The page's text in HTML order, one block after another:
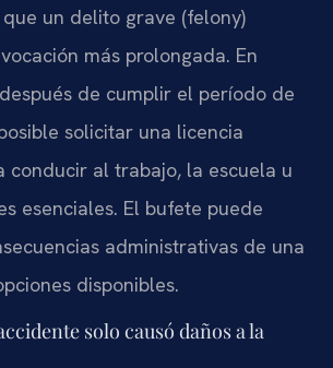
un delito grave (felony)
más prolongada. En
de cumplir el período de
solicitar una licencia
conducir al trabajo, la escuela u
esenciales. El bufete puede
administrativas de una
disponibles.
solo causó daños a la